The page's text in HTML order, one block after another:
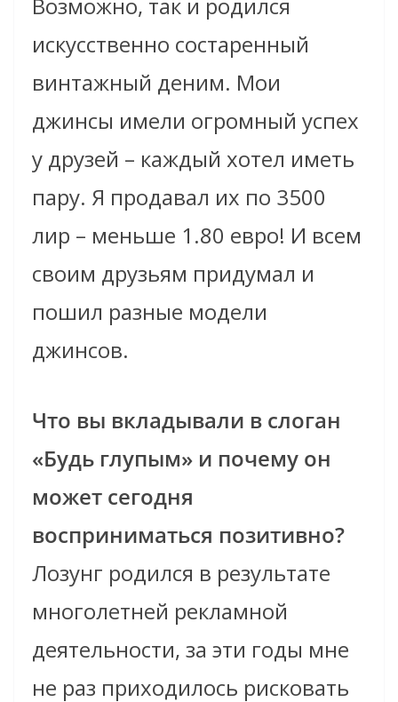
Возможно, так и родился
искусственно состаренный
винтажный деним. Мои
джинсы имели огромный успех
у друзей – каждый хотел иметь
пару. Я продавал их по 3500
лир – меньше 1.80 евро! И всем
своим друзьям придумал и
пошил разные модели
джинсов.
Что вы вкладывали в слоган
«Будь глупым» и почему он
может сегодня
восприниматься позитивно?
Лозунг родился в результате
многолетней рекламной
деятельности, за эти годы мне
не раз приходилось рисковать